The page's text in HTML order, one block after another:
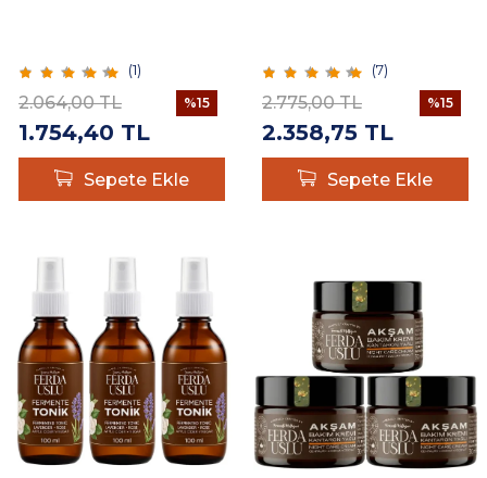
2.064,00TL
1.754,40 TL
%15
Sepete Ekle
(1)
2.775,00TL
2.358,75 TL
%15
Sepete Ekle
(7)